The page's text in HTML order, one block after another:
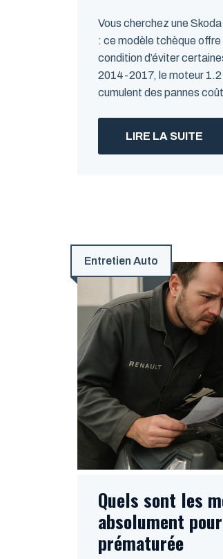
Vous cherchez une
: ce modèle tchèque
condition d’éviter
2014-2017, le moteur
cumulent des pannes
LIRE LA SUITE
Entretien Auto
Quels sont les
absolument
prématurée